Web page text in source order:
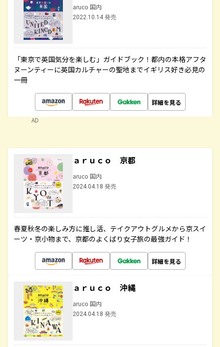
aruco 国内
2022.10.14 発売
「東京で英国気分を楽しむ」ガイドブック！都内の本格アフタ
ヌーンティーに英国カルチャーの聖地までイギリス好き必見の
一冊
詳細を見る
AD
ａｒｕｃｏ 京都
aruco 国内
2024.04.18 発売
春夏秋冬の楽しみ方に推し活、テイクアウトグルメから京スイ
ーツ・京小物まで、京都のよくばり女子旅の最強ガイド！
詳細を見る
ａｒｕｃｏ 沖縄
aruco 国内
2024.04.18 発売